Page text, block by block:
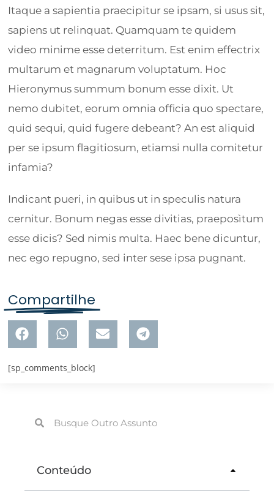
Itaque a sapientia praecipitur se ipsam, si usus sit,
sapiens ut relinquat. Quamquam te quidem
video minime esse deterritum. Est enim effectrix
multarum et magnarum voluptatum. Hoc
Hieronymus summum bonum esse dixit. Ut
nemo dubitet, eorum omnia officia quo spectare,
quid sequi, quid fugere debeant? An est aliquid
per se ipsum flagitiosum, etiamsi nulla comitetur
infamia?
Indicant pueri, in quibus ut in speculis natura
cernitur. Bonum negas esse divitias, praeposìtum
esse dicis? Sed nimis multa. Haec bene dicuntur,
nec ego repugno, sed inter sese ipsa pugnant.
Compartilhe
[sp_comments_block]
Conteúdo